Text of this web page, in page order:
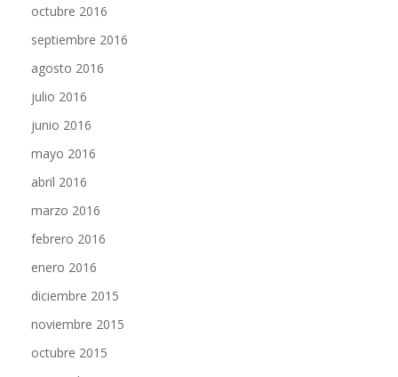
septiembre 2016
agosto 2016
julio 2016
junio 2016
mayo 2016
abril 2016
marzo 2016
febrero 2016
enero 2016
diciembre 2015
noviembre 2015
octubre 2015
septiembre 2015